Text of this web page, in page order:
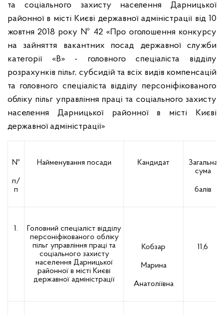
та соціального захисту населення Дарницької
районної в місті Києві державної адміністрації від 10
жовтня 2018 року № 42 «Про оголошення конкурсу
на зайняття вакантних посад державної служби
категорії «В» - головного спеціаліста відділу
розрахунків пільг, субсидій та всіх видів компенсацій
та головного спеціаліста відділу персоніфікованого
обліку пільг управління праці та соціального захисту
населення Дарницької районної в місті Києві
державної адміністрації»
№
п/
п
Найменування посади Кандидат
Загальна
сума
балів
1.
Головний спеціаліст відділу
персоніфікованого обліку
пільг управління праці та
соціального захисту
населення Дарницької
районної в місті Києві
державної адміністрації
Кобзар
Марина
Анатоліївна
11,6